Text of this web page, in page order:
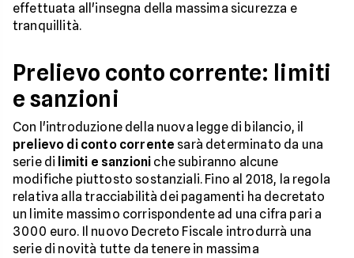
effettuata all'insegna della massima sicurezza e
tranquillità.
Prelievo conto corrente: limiti
e sanzioni
Con l'introduzione della nuova legge di bilancio, il
prelievo di conto corrente sarà determinato da una
serie di limiti e sanzioni che subiranno alcune
modifiche piuttosto sostanziali. Fino al 2018, la regola
relativa alla tracciabilità dei pagamenti ha decretato
un limite massimo corrispondente ad una cifra pari a
3000 euro. Il nuovo Decreto Fiscale introdurrà una
serie di novità tutte da tenere in massima